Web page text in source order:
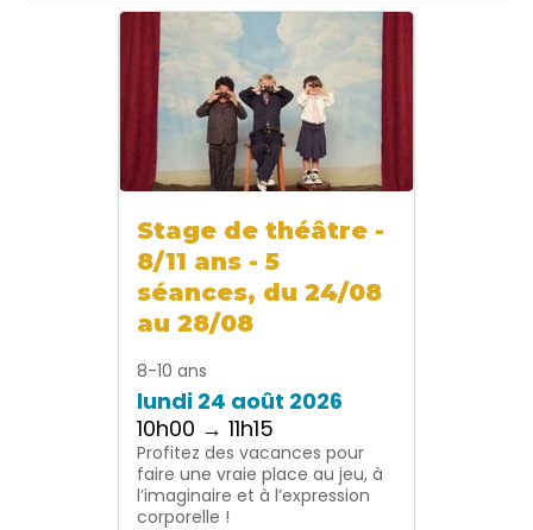
Stage de théâtre -
8/11 ans - 5
séances, du 24/08
au 28/08
8-10 ans
lundi 24 août 2026
10h00 → 11h15
Profitez des vacances pour
faire une vraie place au jeu, à
l’imaginaire et à l’expression
corporelle !